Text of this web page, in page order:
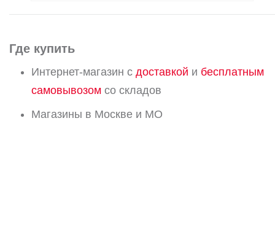
Где купить
Интернет-магазин с доставкой и бесплатным
самовывозом со складов
Магазины в Москве и МО